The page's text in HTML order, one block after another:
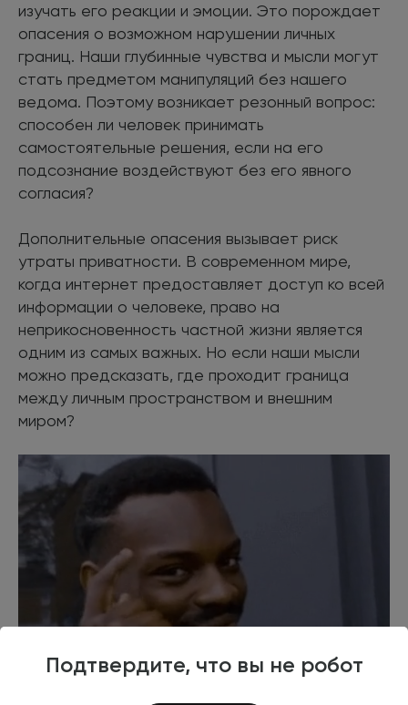
Подтвердите, что вы не робот
изучать его реакции и эмоции. Это порождает
опасения о возможном нарушении личных
границ. Наши глубинные чувства и мысли могут
стать предметом манипуляций без нашего
ведома. Поэтому возникает резонный вопрос:
способен ли человек принимать
самостоятельные решения, если на его
подсознание воздействуют без его явного
согласия?
Дополнительные опасения вызывает риск
утраты приватности. В современном мире,
когда интернет предоставляет доступ ко всей
информации о человеке, право на
неприкосновенность частной жизни является
одним из самых важных. Но если наши мысли
можно предсказать, где проходит граница
между личным пространством и внешним
миром?